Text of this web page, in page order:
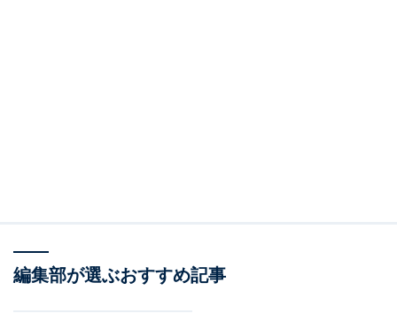
生活の利便性に加えて、住環境のバランスも評価されま
した。
編集部が選ぶおすすめ記事